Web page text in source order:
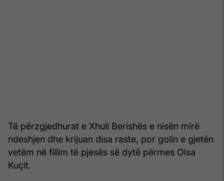
Të përzgjedhurat e Xhuli Berishës e nisën mirë
ndeshjen dhe krijuan disa raste, por golin e gjetën
vetëm në fillim të pjesës së dytë përmes Olsa
Kuçit.